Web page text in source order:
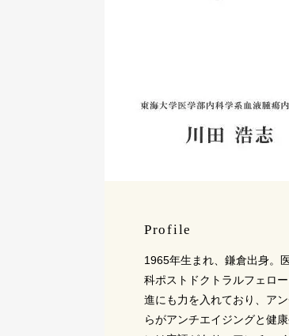
Profile
1965年生まれ、鎌倉出身。
科ポストドクトラルフェロ
進にも力を入れており、ア
らがアンチエイジングと健